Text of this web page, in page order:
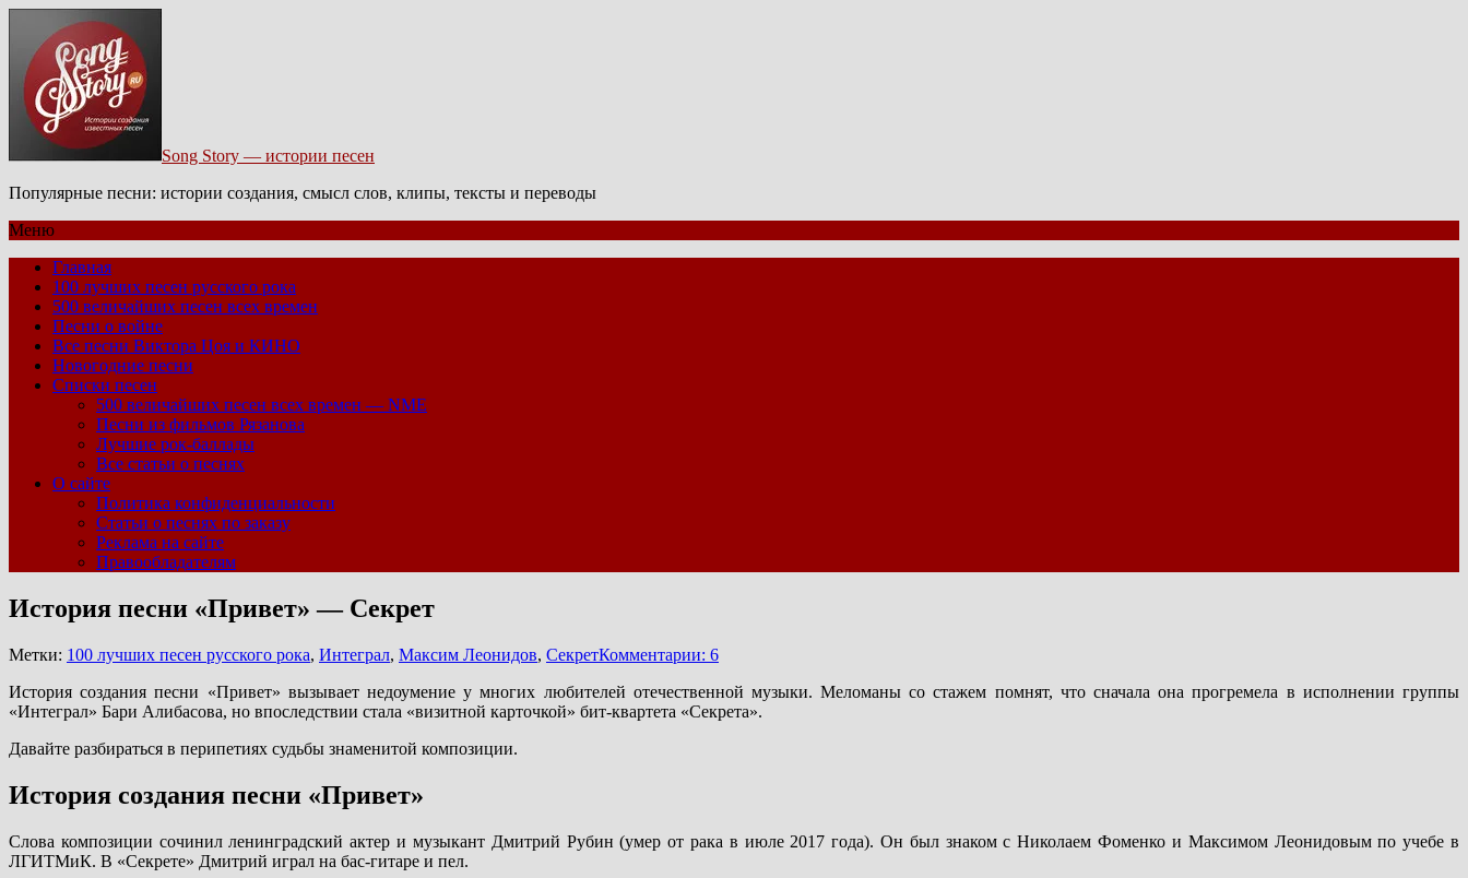
Song Story — истории песен
Популярные песни: истории создания, смысл слов, клипы, тексты и переводы
Меню
Главная
100 лучших песен русского рока
500 величайших песен всех времен
Песни о войне
Все песни Виктора Цоя и КИНО
Новогодние песни
Списки песен
500 величайших песен всех времен — NME
Песни из фильмов Рязанова
Лучшие рок-баллады
Все статьи о песнях
О сайте
Политика конфиденциальности
Статьи о песнях по заказу
Реклама на сайте
Правообладателям
История песни «Привет» — Секрет
Метки: 100 лучших песен русского рока, Интеграл, Максим Леонидов, СекретКомментарии: 6
История создания песни «Привет» вызывает недоумение у многих любителей отечественной музыки. Меломаны со стажем помнят, что сначала она прогремела в исполнении группы
«Интеграл» Бари Алибасова, но впоследствии стала «визитной карточкой» бит-квартета «Секрета».
Давайте разбираться в перипетиях судьбы знаменитой композиции.
История создания песни «Привет»
Слова композиции сочинил ленинградский актер и музыкант Дмитрий Рубин (умер от рака в июле 2017 года). Он был знаком с Николаем Фоменко и Максимом Леонидовым по учебе в
ЛГИТМиК. В «Секрете» Дмитрий играл на бас-гитаре и пел.